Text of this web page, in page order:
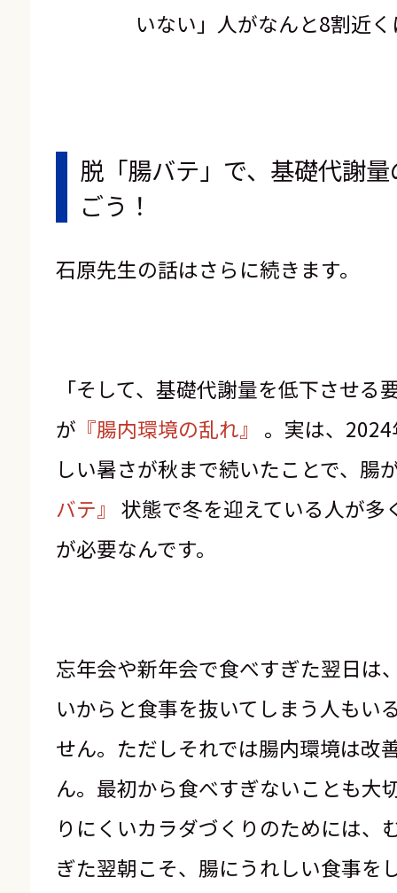
いない」人がなんと8割近
脱「腸バテ」で、基礎代謝
ごう！
石原先生の話はさらに続きます。
「そして、基礎代謝量を低下させる
が 『腸内環境の乱れ』 。実は、
しい暑さが秋まで続いたことで、腸
バテ』 状態で冬を迎えている人が多
が必要なんです。
忘年会や新年会で食べすぎた翌日は
いからと食事を抜いてしまう人もい
せん。ただしそれでは腸内環境は改
ん。最初から食べすぎないことも大
りにくいカラダづくりのためには、
ぎた翌朝こそ、腸にうれしい食事を